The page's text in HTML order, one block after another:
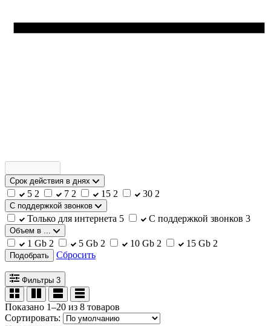
Срок действия в днях
5 2 7 2 15 2 30 2
С поддержкой звонков
Только для интернета 5 С поддержкой звонков 3
Объем в ...
1 Gb 2 5 Gb 2 10 Gb 2 15 Gb 2
Подобрать Сбросить
Фильтры 3
Показано 1–20 из 8 товаров
Сортировать: